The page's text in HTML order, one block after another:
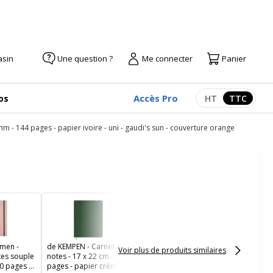
Une question ? Me connecter Panier
Accès Pro Afficher les
HT TTC
- 144 pages - papier ivoire - uni - gaudi's sun - couverture orange
-
souple
pages -
de KEMPEN - Carnet de
notes - 17 x 22 cm - 192
pages - papier crème -
Voir plus de produits similaires